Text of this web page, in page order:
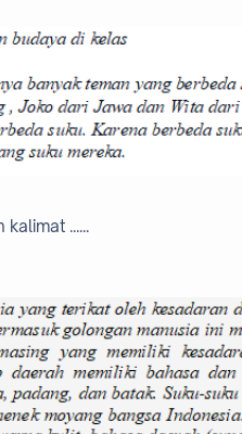
......